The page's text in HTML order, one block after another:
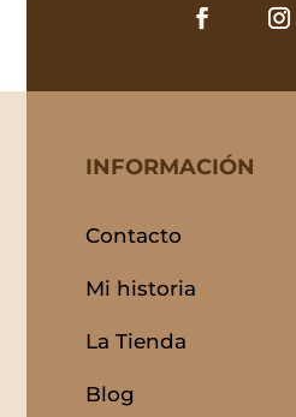
INFORMACIÓN
Contacto
Mi historia
La Tienda
Blog